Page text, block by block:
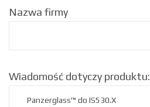
Nazwa firmy
Wiadomość dotyczy produktu: